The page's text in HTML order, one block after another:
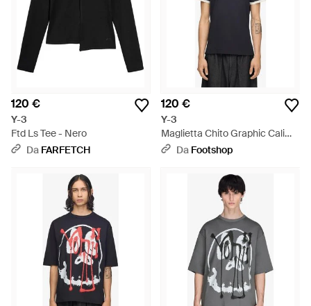
120 €
Y-3
Ftd Ls Tee - Nero
Da FARFETCH
120 €
Y-3
Maglietta Chito Graphic Cali
Tee - Nero
Da Footshop